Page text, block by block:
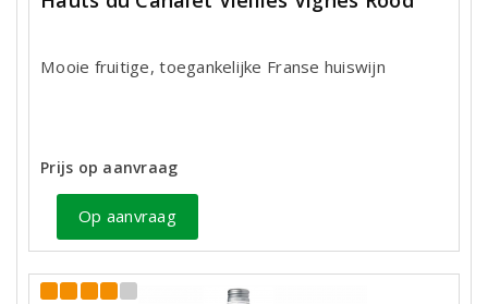
Mooie fruitige, toegankelijke Franse huiswijn
Prijs op aanvraag
Op aanvraag